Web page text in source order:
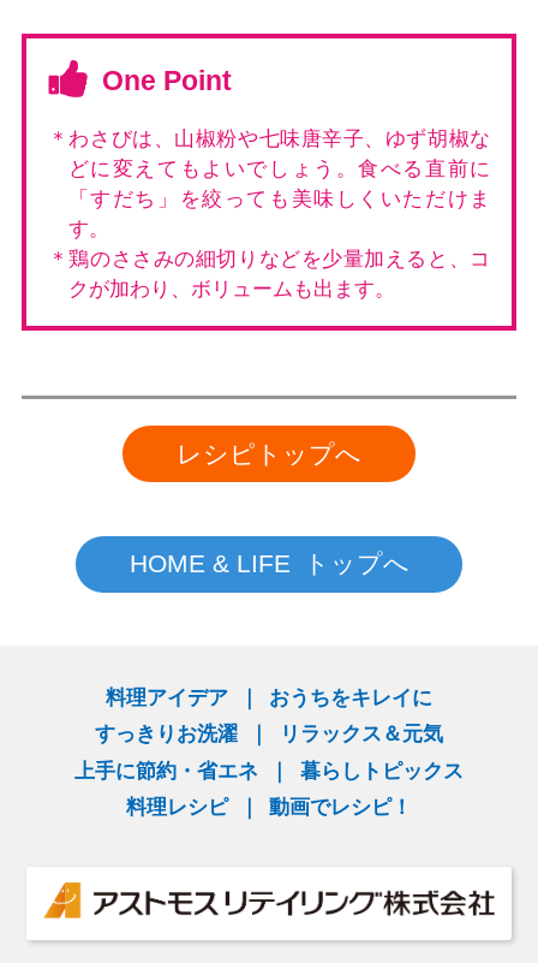
One Point
＊わさびは、山椒粉や七味唐辛子、ゆず胡椒な
どに変えてもよいでしょう。食べる直前に
「すだち」を絞っても美味しくいただけま
す。
＊鶏のささみの細切りなどを少量加えると、コ
クが加わり、ボリュームも出ます。
レシピトップへ
HOME & LIFE トップへ
料理アイデア
おうちをキレイに
すっきりお洗濯
リラックス＆元気
上手に節約・省エネ
暮らしトピックス
料理レシピ
動画でレシピ！